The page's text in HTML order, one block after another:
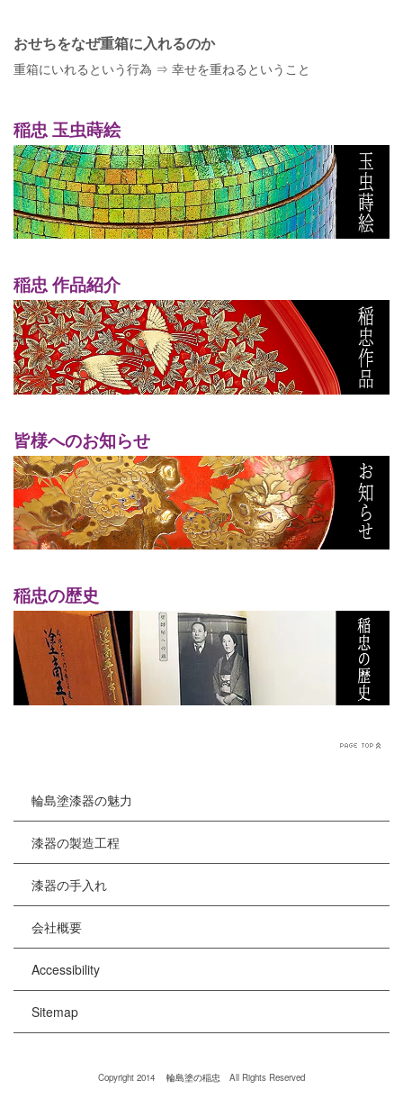
おせちをなぜ重箱に入れるのか
重箱にいれるという行為 ⇒ 幸せを重ねるということ
稲忠 玉虫蒔絵
稲忠 作品紹介
皆様へのお知らせ
稲忠の歴史
輪島塗漆器の魅力
漆器の製造工程
漆器の手入れ
会社概要
Accessibility
Sitemap
Copyright 2014 輪島塗の稲忠 All Rights Reserved